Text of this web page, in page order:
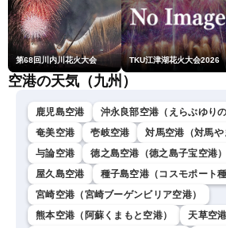
第68回川内川花火大会 TKU江津湖花火大会2026
空港の天気（九州）
鹿児島空港
沖永良部空港（えらぶゆりの
奄美空港
壱岐空港
対馬空港（対馬や
与論空港
徳之島空港（徳之島子宝空港）
屋久島空港
種子島空港（コスモポート種
宮崎空港（宮崎ブーゲンビリア空港）
熊本空港（阿蘇くまもと空港）
天草空港